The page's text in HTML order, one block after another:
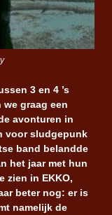
3 en 4 ’s
graag een
avonturen in
voor sludgepunk
band belandde
het jaar met hun
zien in EKKO,
beter nog: er is
namelijk de